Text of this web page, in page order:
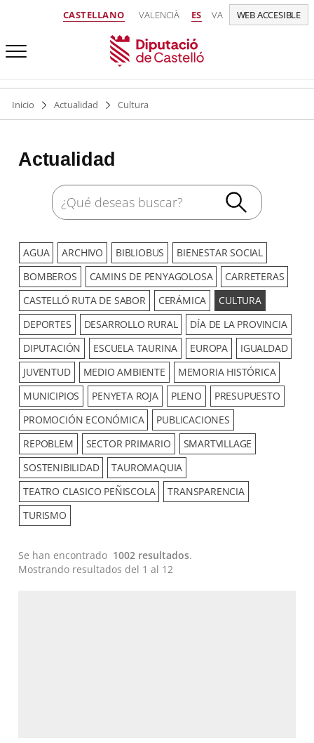
CASTELLANO VALENCIÀ ES VA WEB ACCESIBLE
Inicio Actualidad Cultura
Actualidad
AGUA ARCHIVO BIBLIOBUS
BIENESTAR SOCIAL
BOMBEROS
CAMINS DE PENYAGOLOSA
CARRETERAS
CASTELLÓ RUTA DE SABOR
CERÁMICA
CULTURA
DEPORTES
DESARROLLO RURAL
DÍA DE LA PROVINCIA
DIPUTACIÓN
ESCUELA TAURINA EUROPA
IGUALDAD
JUVENTUD
MEDIO AMBIENTE
MEMORIA HISTÓRICA
MUNICIPIOS
PENYETA ROJA PLENO
PRESUPUESTO
PROMOCIÓN ECONÓMICA
PUBLICACIONES
REPOBLEM
SECTOR PRIMARIO
SMARTVILLAGE
SOSTENIBILIDAD
TAUROMAQUIA
TEATRO CLASICO PEÑISCOLA
TRANSPARENCIA
TURISMO
Se han encontrado 1002 resultados.
Mostrando resultados del 1 al 12